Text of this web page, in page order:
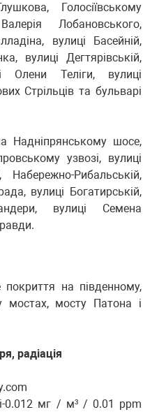
Голосіївському
Лобановського,
вулиці Басейній,
вулиці Дегтярівській,
Олени Теліги, вулиці
Стрільців та бульварі
Надніпрянському шосе,
узвозі, вулиці
Набережно-Рибальській,
вулиці Богатирській,
вулиці Семена
на південному,
мостах, мосту Патона і
радіація
0.012 мг / м³ / 0.01 ppm